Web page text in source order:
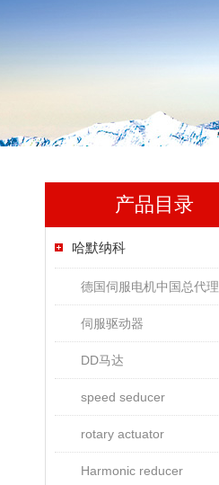
产品目录
哈默纳科
德国伺服电机中国总代理
伺服驱动器
DD马达
speed seducer
rotary actuator
Harmonic reducer